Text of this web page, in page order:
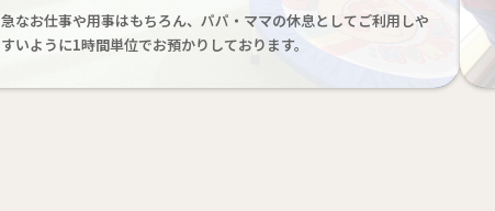
急なお仕事や用事はもちろん、パパ・ママの休息としてご利用しや
すいように1時間単位でお預かりしております。